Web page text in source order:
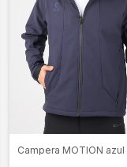
Campera MOTION azul